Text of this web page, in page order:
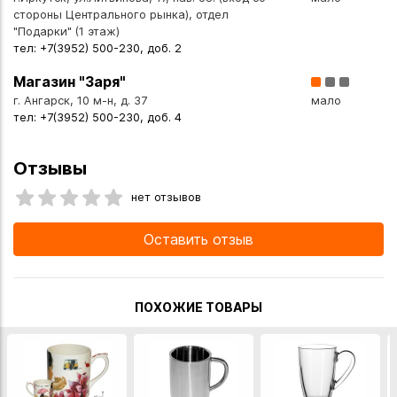
в интернет-магазине с доставкой курьером по Иркутску
или транспортной компанией по всей России.
стороны Центрального рынка), отдел
"Подарки" (1 этаж)
тел: +7(3952) 500-230, доб. 2
Магазин "Заря"
г. Ангарск, 10 м-н, д. 37
тел: +7(3952) 500-230, доб. 4
мало
Отзывы
нет отзывов
Оставить отзыв
ПОХОЖИЕ ТОВАРЫ